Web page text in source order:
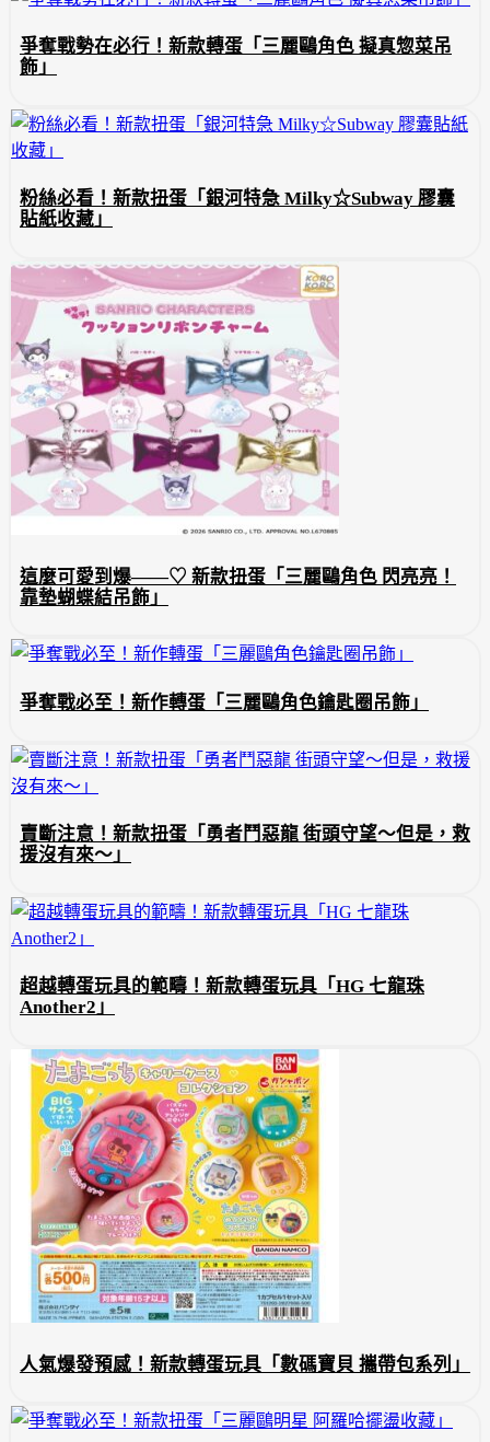
爭奪戰勢在必行！新款轉蛋「三麗鷗角色 擬真惣菜吊
飾」
粉絲必看！新款扭蛋「銀河特急 Milky☆Subway 膠囊
貼紙收藏」
這麼可愛到爆——♡ 新款扭蛋「三麗鷗角色 閃亮亮！
靠墊蝴蝶結吊飾」
爭奪戰必至！新作轉蛋「三麗鷗角色鑰匙圈吊飾」
賣斷注意！新款扭蛋「勇者鬥惡龍 街頭守望～但是，救
援沒有來～」
超越轉蛋玩具的範疇！新款轉蛋玩具「HG 七龍珠
Another2」
人氣爆發預感！新款轉蛋玩具「數碼寶貝 攜帶包系列」